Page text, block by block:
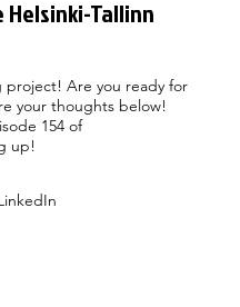
Tallinn
Are you ready for
your thoughts below!
154 of
up!